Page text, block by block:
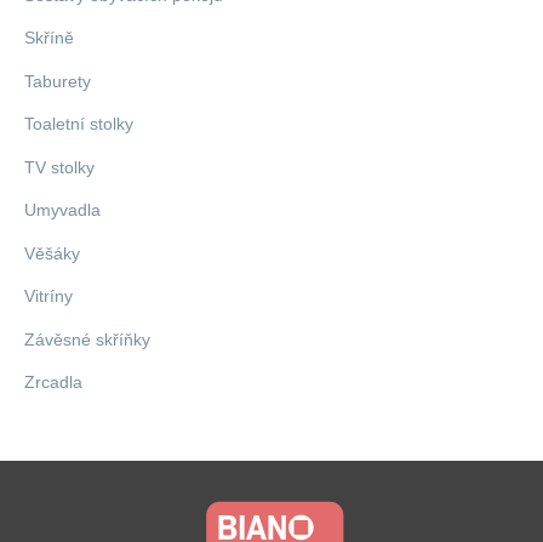
Skříně
Taburety
Toaletní stolky
TV stolky
Umyvadla
Věšáky
Vitríny
Závěsné skříňky
Zrcadla